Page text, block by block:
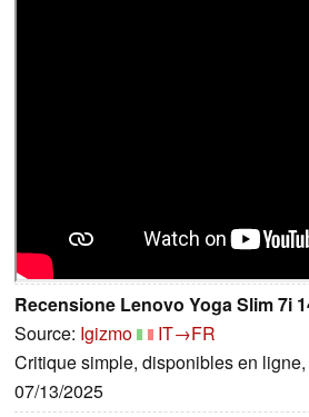
Recensione Lenovo Yoga Slim 7i
Source: Igizmo
IT→FR
Critique simple, disponibles en
07/13/2025